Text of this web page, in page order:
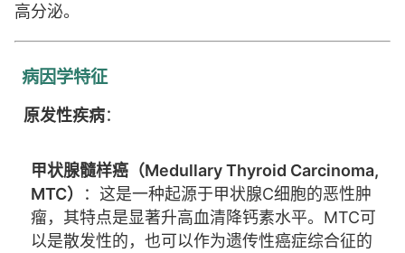
高分泌。
病因学特征
原发性疾病：
甲状腺髓样癌（Medullary Thyroid Carcinoma,
MTC）
：这是一种起源于甲状腺C细胞的恶性肿
瘤，其特点是显著升高血清降钙素水平。MTC可
以是散发性的，也可以作为遗传性癌症综合征的